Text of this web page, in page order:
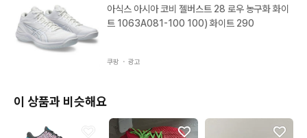
아식스 아시아 코비 젤버스트 28 로우 농구화 화이
트 1063A081-100 100) 화이트 290
쿠팡 ・ 광고
이 상품과 비슷해요